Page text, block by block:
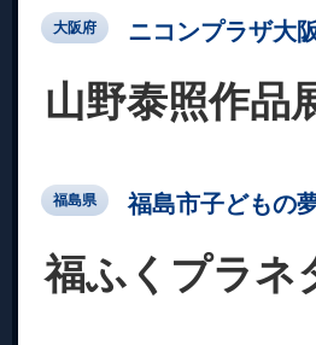
大阪府 ニコンプラザ大
山野泰照作品
福島県 福島市子どもの
福ふくプラネ